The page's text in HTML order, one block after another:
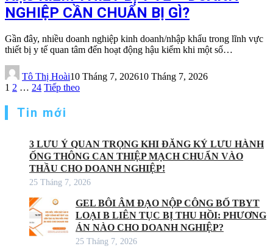
NGHIỆP CẦN CHUẨN BỊ GÌ?
Gần đây, nhiều doanh nghiệp kinh doanh/nhập khẩu trong lĩnh vực
thiết bị y tế quan tâm đến hoạt động hậu kiểm khi một số…
Tô Thị Hoài10 Tháng 7, 202610 Tháng 7, 2026
Phân
trang
bài
1 2 … 24 Tiếp theo
Tin mới
3 LƯU Ý QUAN TRỌNG KHI ĐĂNG KÝ LƯU HÀNH
ỐNG THÔNG CAN THIỆP MẠCH CHUẨN VÀO
THẦU CHO DOANH NGHIỆP!
25 Tháng 7, 2026
GEL BÔI ÂM ĐẠO NỘP CÔNG BỐ TBYT
LOẠI B LIÊN TỤC BỊ THU HỒI: PHƯƠNG
ÁN NÀO CHO DOANH NGHIỆP?
25 Tháng 7, 2026